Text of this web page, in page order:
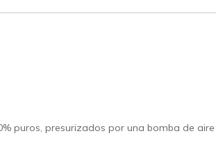
puros, presurizados por una bomba de aire